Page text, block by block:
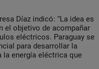
Díaz indicó: “La idea es
el objetivo de acompañar
eléctricos. Paraguay se
para desarrollar la
la energía eléctrica que